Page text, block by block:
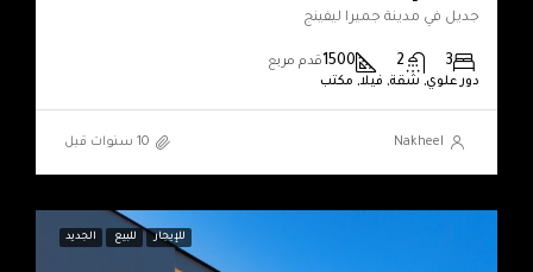
جديل في مدينة جميرا ليفينج
3
2
1500 قدم مربع
دور علوي, شقة, فيلا, مكتب
Nakheel
للإيجار للبيع الجديد